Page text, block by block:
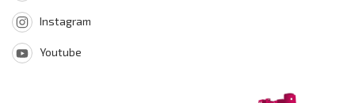
Instagram
Youtube